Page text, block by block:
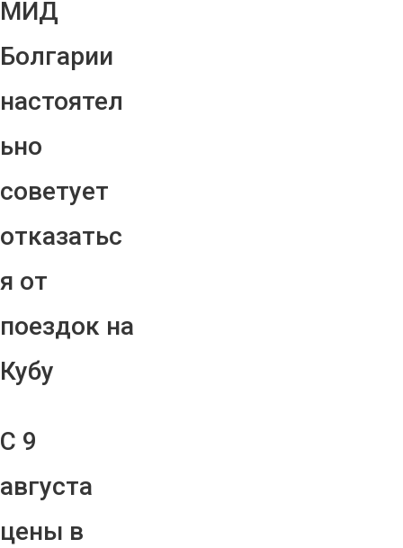
МИД
Болгарии
настоятел
ьно
советует
отказатьс
я от
поездок на
Кубу
С 9
августа
цены в